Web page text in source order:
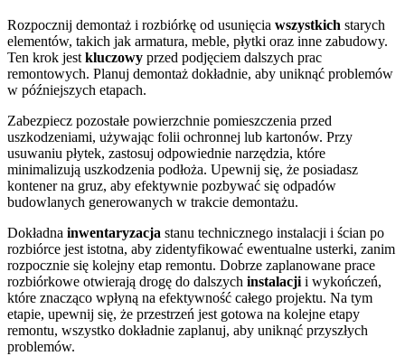
Rozpocznij demontaż i rozbiórkę od usunięcia wszystkich starych
elementów, takich jak armatura, meble, płytki oraz inne zabudowy.
Ten krok jest kluczowy przed podjęciem dalszych prac
remontowych. Planuj demontaż dokładnie, aby uniknąć problemów
w późniejszych etapach.
Zabezpiecz pozostałe powierzchnie pomieszczenia przed
uszkodzeniami, używając folii ochronnej lub kartonów. Przy
usuwaniu płytek, zastosuj odpowiednie narzędzia, które
minimalizują uszkodzenia podłoża. Upewnij się, że posiadasz
kontener na gruz, aby efektywnie pozbywać się odpadów
budowlanych generowanych w trakcie demontażu.
Dokładna inwentaryzacja stanu technicznego instalacji i ścian po
rozbiórce jest istotna, aby zidentyfikować ewentualne usterki, zanim
rozpocznie się kolejny etap remontu. Dobrze zaplanowane prace
rozbiórkowe otwierają drogę do dalszych instalacji i wykończeń,
które znacząco wpłyną na efektywność całego projektu. Na tym
etapie, upewnij się, że przestrzeń jest gotowa na kolejne etapy
remontu, wszystko dokładnie zaplanuj, aby uniknąć przyszłych
problemów.